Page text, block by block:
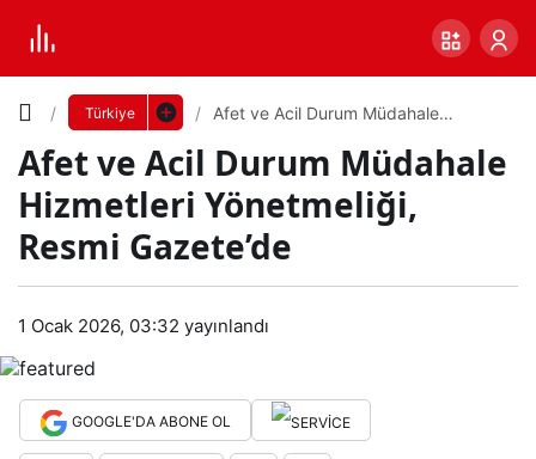
Türkiye
Afet ve Acil Durum Müdahale
Gazete’de
Afet ve Acil Durum Müdahale
Hizmetleri Yönetmeliği,
Resmi Gazete’de
1 Ocak 2026, 03:32 yayınlandı
GOOGLE'DA ABONE OL
Afet
Acil
Dur
Yazı
Boyutunu
Ayarla
Varsayılana
0 PAYLAŞ